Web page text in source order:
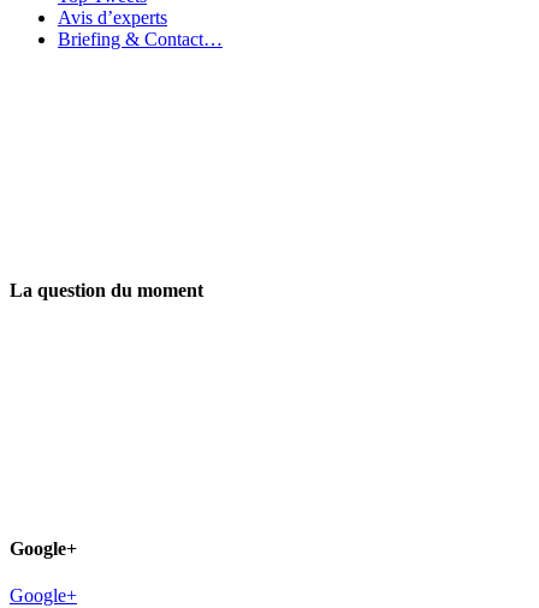
Avis d’experts
Briefing & Contact…
La question du moment
Google+
Google+